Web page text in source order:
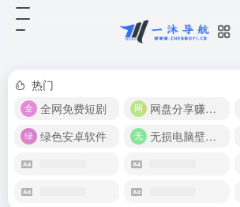
热门
全网免费短剧
网盘分享赚奖金！
绿色安卓软件
无损电脑壁纸合集